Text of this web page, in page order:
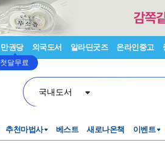
만권당
첫달무료
외국도서 알라딘굿즈 온라인중고
국내도서
추천마법사 베스트 새로나온책 이벤트